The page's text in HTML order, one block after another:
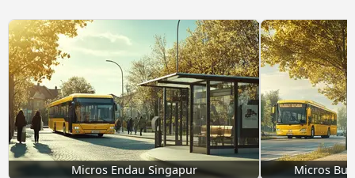
Micros Endau Singapur Micros